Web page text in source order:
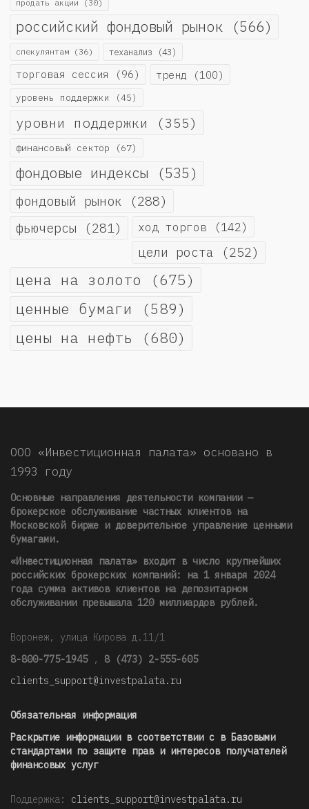
продать акции (30)
российский фондовый рынок (566)
спекулянтам (36) теханализ (43)
торговая сессия (96) тренд (100)
уровень поддержки (45)
уровни поддержки (355)
финансовый сектор (67)
фондовые индексы (535)
фондовый рынок (288)
фьючерсы (281) ход торгов (142)
цели роста (252)
цена на золото (675)
ценные бумаги (589)
цены на нефть (680)
ООО «Инвестиционная палата» основано в
1993 году
Основные направления деятельности компании —
брокерское обслуживание частных клиентов на
Московской бирже и доверительное управление ценными
бумагами.
«Инвестиционная палата» входит в число крупнейших
российских брокерских компаний: на 1 января 2024
года сумма активов клиентов на депозитарном
обслуживании превышала 120 миллиардов рублей.
Воронеж, улица Кирова д.11/1
8-800-775-1945 , 8 (473) 2-555-605
clients_support@investpalata.ru
Обязательная информация
Раскрытие информации в соответствии с в Базовыми
стандартами по защите прав и интересов получателей
финансовых услуг
Поддержка: clients_support@investpalata.ru